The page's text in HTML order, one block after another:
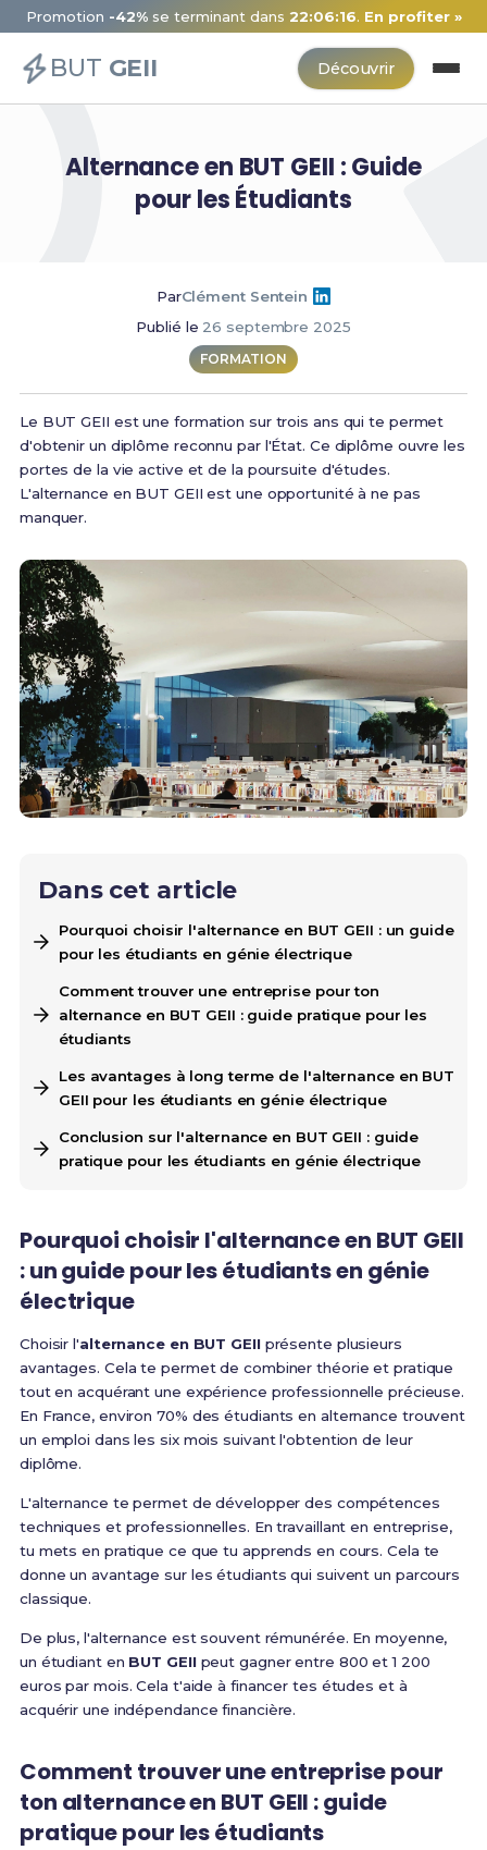
Promotion -42%se terminant dans 22:06:16. En profiter »
BUT GEII Découvrir
Alternance en BUT GEII : Guide
pour les Étudiants
ParClément Sentein
Publié le 26 septembre 2025
FORMATION
Le BUT GEII est une formation sur trois ans qui te permet
d'obtenir un diplôme reconnu par l'État. Ce diplôme ouvre les
portes de la vie active et de la poursuite d'études.
L'alternance en BUT GEII est une opportunité à ne pas
manquer.
Dans cet article
Pourquoi choisir l'alternance en BUT GEII : un guide
pour les étudiants en génie électrique
Comment trouver une entreprise pour ton
alternance en BUT GEII : guide pratique pour les
étudiants
Les avantages à long terme de l'alternance en BUT
GEII pour les étudiants en génie électrique
Conclusion sur l'alternance en BUT GEII : guide
pratique pour les étudiants en génie électrique
Pourquoi choisir l'alternance en BUT GEII
: un guide pour les étudiants en génie
électrique
Choisir l'alternance en BUT GEIIprésente plusieurs
avantages. Cela te permet de combiner théorie et pratique
tout en acquérant une expérience professionnelle précieuse.
En France, environ 70% des étudiants en alternance trouvent
un emploi dans les six mois suivant l'obtention de leur
diplôme.
L'alternance te permet de développer des compétences
techniques et professionnelles. En travaillant en entreprise,
tu mets en pratique ce que tu apprends en cours. Cela te
donne un avantage sur les étudiants qui suivent un parcours
classique.
De plus, l'alternance est souvent rémunérée. En moyenne,
un étudiant en BUT GEIIpeut gagner entre 800 et 1 200
euros par mois. Cela t'aide à financer tes études et à
acquérir une indépendance financière.
Comment trouver une entreprise pour
ton alternance en BUT GEII : guide
pratique pour les étudiants